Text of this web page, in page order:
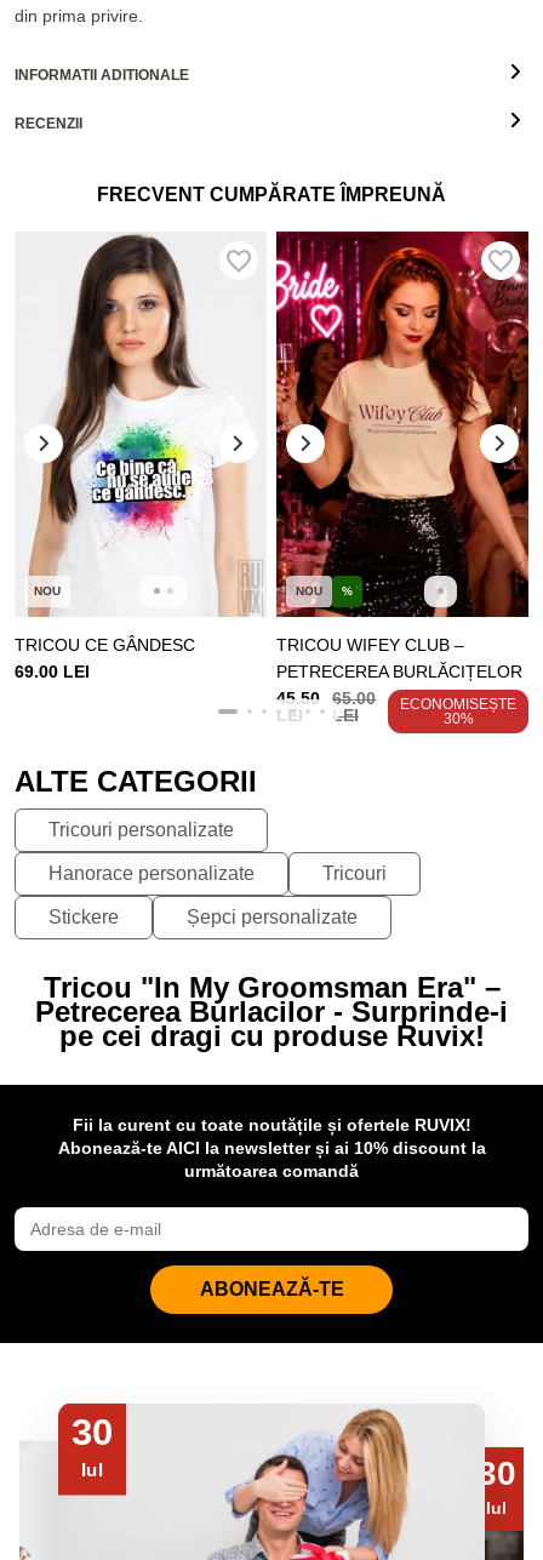
din prima privire.
INFORMATII ADITIONALE
RECENZII
FRECVENT CUMPĂRATE ÎMPREUNĂ
NOU
TRICOU CE GÂNDESC
69.00 LEI
NOU %
TRICOU WIFEY CLUB –
PETRECEREA BURLĂCIȚELOR
45.50
LEI
65.00
LEI
ECONOMISEȘTE
30%
ALTE CATEGORII
Tricouri personalizate
Hanorace personalizate Tricouri
Stickere Șepci personalizate
Tricou "In My Groomsman Era" –
Petrecerea Burlacilor - Surprinde-i
pe cei dragi cu produse Ruvix!
Fii la curent cu toate noutățile și ofertele RUVIX!
Abonează-te AICI la newsletter și ai 10% discount la
următoarea comandă
ABONEAZĂ-TE
30
Iul 30
Iul